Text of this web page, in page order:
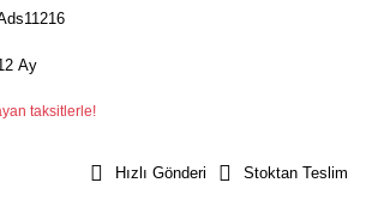
Ay
taksitlerle!
Hızlı Gönderi Stoktan Teslim